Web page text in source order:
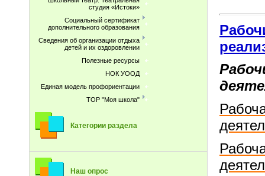
студия «Истоки»
Социальный сертификат
дополнительного образования
Сведения об организации отдыха
детей и их оздоровлении
Полезные ресурсы
НОК УООД
Единая модель профориентации
ТОР "Моя школа"
Категории раздела
Наш опрос